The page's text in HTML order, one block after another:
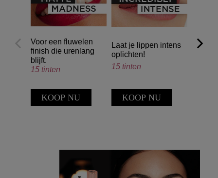
Voor een fluwelen
finish die urenlang
blijft.
15 tinten
KOOP NU
Laat je lippen intens
oplichten!
15 tinten
KOOP NU
Voor